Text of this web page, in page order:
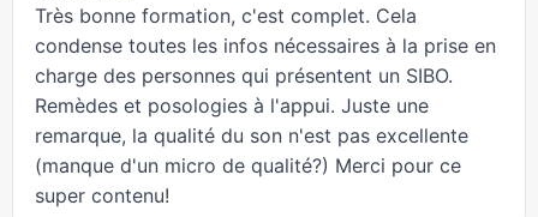
Très bonne formation, c'est complet. Cela
condense toutes les infos nécessaires à la prise en
charge des personnes qui présentent un SIBO.
Remèdes et posologies à l'appui. Juste une
remarque, la qualité du son n'est pas excellente
(manque d'un micro de qualité?) Merci pour ce
super contenu!